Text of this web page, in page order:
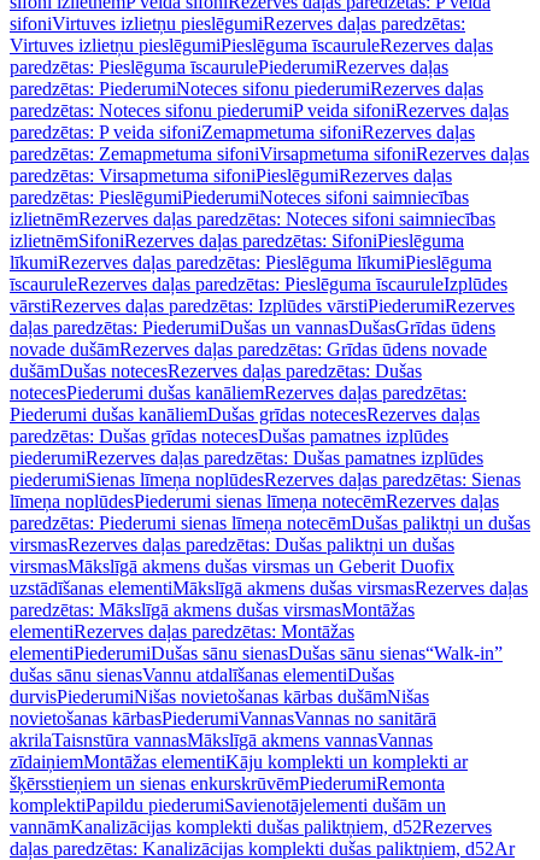
sifoniVirtuves izlietņu pieslēgumiRezerves daļas paredzētas:
Virtuves izlietņu pieslēgumiPieslēguma īscauruleRezerves daļas
paredzētas: Pieslēguma īscaurulePiederumiRezerves daļas
paredzētas: PiederumiNoteces sifonu piederumiRezerves daļas
paredzētas: Noteces sifonu piederumiP veida sifoniRezerves daļas
paredzētas: P veida sifoniZemapmetuma sifoniRezerves daļas
paredzētas: Zemapmetuma sifoniVirsapmetuma sifoniRezerves daļas
paredzētas: Virsapmetuma sifoniPieslēgumiRezerves daļas
paredzētas: PieslēgumiPiederumiNoteces sifoni saimniecības
izlietnēmRezerves daļas paredzētas: Noteces sifoni saimniecības
izlietnēmSifoniRezerves daļas paredzētas: SifoniPieslēguma
līkumiRezerves daļas paredzētas: Pieslēguma līkumiPieslēguma
īscauruleRezerves daļas paredzētas: Pieslēguma īscauruleIzplūdes
vārstiRezerves daļas paredzētas: Izplūdes vārstiPiederumiRezerves
daļas paredzētas: PiederumiDušas un vannasDušasGrīdas ūdens
novade dušāmRezerves daļas paredzētas: Grīdas ūdens novade
dušāmDušas notecesRezerves daļas paredzētas: Dušas
notecesPiederumi dušas kanāliemRezerves daļas paredzētas:
Piederumi dušas kanāliemDušas grīdas notecesRezerves daļas
paredzētas: Dušas grīdas notecesDušas pamatnes izplūdes
piederumiRezerves daļas paredzētas: Dušas pamatnes izplūdes
piederumiSienas līmeņa noplūdesRezerves daļas paredzētas: Sienas
līmeņa noplūdesPiederumi sienas līmeņa notecēmRezerves daļas
paredzētas: Piederumi sienas līmeņa notecēmDušas paliktņi un dušas
virsmasRezerves daļas paredzētas: Dušas paliktņi un dušas
virsmasMākslīgā akmens dušas virsmas un Geberit Duofix
uzstādīšanas elementiMākslīgā akmens dušas virsmasRezerves daļas
paredzētas: Mākslīgā akmens dušas virsmasMontāžas
elementiRezerves daļas paredzētas: Montāžas
elementiPiederumiDušas sānu sienasDušas sānu sienas“Walk-in”
dušas sānu sienasVannu atdalīšanas elementiDušas
durvisPiederumiNišas novietošanas kārbas dušāmNišas
novietošanas kārbasPiederumiVannasVannas no sanitārā
akrilaTaisnstūra vannasMākslīgā akmens vannasVannas
zīdaiņiemMontāžas elementiKāju komplekti un komplekti ar
šķērsstieņiem un sienas enkurskrūvēmPiederumiRemonta
komplektiPapildu piederumiSavienotājelementi dušām un
vannāmKanalizācijas komplekti dušas paliktņiem, d52Rezerves
daļas paredzētas: Kanalizācijas komplekti dušas paliktņiem, d52Ar